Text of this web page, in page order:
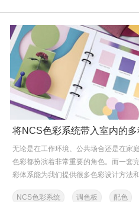
无论是在工作环境、公共场合还是在家
色彩都扮演着非常重要的角色。而一套
彩体系能为我们提供很多色彩设计方法
NCS色彩系统 调色板 配色